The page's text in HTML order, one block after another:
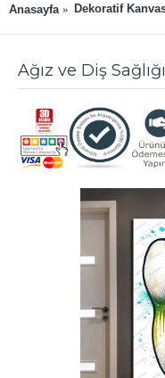
Anasayfa Dekoratif